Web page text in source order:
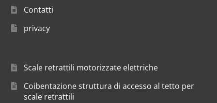
Contatti
privacy
Scale retrattili motorizzate elettriche
Coibentazione struttura di accesso al tetto per
scale retrattili